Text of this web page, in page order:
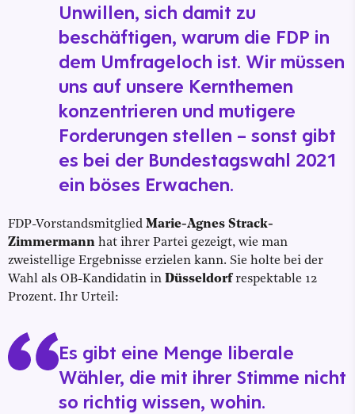
Unwillen, sich damit zu
beschäftigen, warum die FDP in
dem Umfrageloch ist. Wir müssen
uns auf unsere Kernthemen
konzentrieren und mutigere
Forderungen stellen – sonst gibt
es bei der Bundestagswahl 2021
ein böses Erwachen.
FDP-Vorstandsmitglied Marie-Agnes Strack-
Zimmermann hat ihrer Partei gezeigt, wie man
zweistellige Ergebnisse erzielen kann. Sie holte bei der
Wahl als OB-Kandidatin in Düsseldorfrespektable 12
Prozent. Ihr Urteil:
Es gibt eine Menge liberale
Wähler, die mit ihrer Stimme nicht
so richtig wissen, wohin.